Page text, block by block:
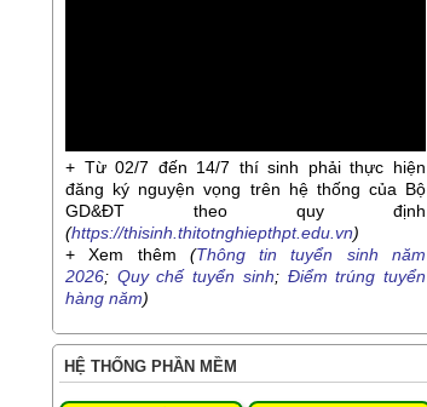
+ Từ 02/7 đến 14/7 thí sinh phải thực hiện
đăng ký nguyện vọng trên hệ thống của Bộ
GD&ĐT theo quy định
(https://thisinh.thitotnghiepthpt.edu.vn)
+ Xem thêm (Thông tin tuyển sinh năm
2026; Quy chế tuyển sinh; Điểm trúng tuyển
hàng năm)
HỆ THỐNG PHẦN MỀM